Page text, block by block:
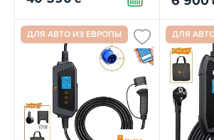
ДЛЯ АВТО ИЗ ЕВРОПЫ ДЛЯ